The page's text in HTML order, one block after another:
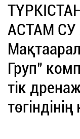
АСТАМ
Груп"
тік